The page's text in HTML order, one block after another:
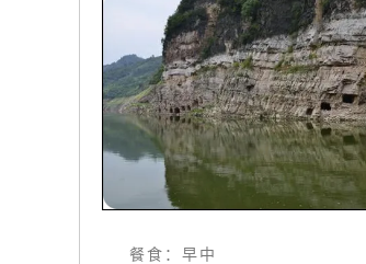
餐食：早中